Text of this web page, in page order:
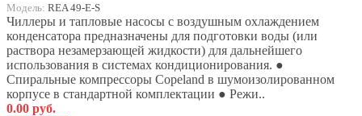
Модель: REA 49-E-S
Чиллеры и тапловые насосы с воздушным охлаждением
конденсатора предназначены для подготовки воды (или
раствора незамерзающей жидкости) для дальнейшего
использования в системах кондиционирования. ●
Спиральные компрессоры Copeland в шумоизолированном
корпусе в стандартной комплектации ● Режи..
0.00 руб.